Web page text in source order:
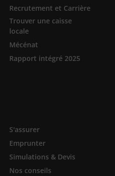
Recrutement et Carrière
Trouver une caisse
locale
Mécénat
Rapport intégré 2025
S'assurer
Emprunter
Simulations & Devis
Nos conseils